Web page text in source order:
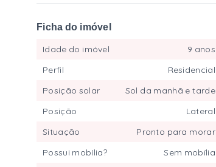
Ficha do imóvel
Idade do imóvel
9 anos
Perfil
Residencial
Posição solar
Sol da manhã e tarde
Posição
Lateral
Situação
Pronto para morar
Possui mobília?
Sem mobília